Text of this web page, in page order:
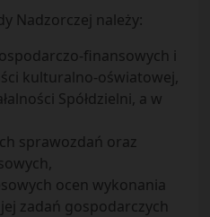
Nadzorczej należy:
finansowych i
kulturalno-oświatowej,
Spółdzielni, a w
sprawozdań oraz
ocen wykonania
zadań gospodarczych